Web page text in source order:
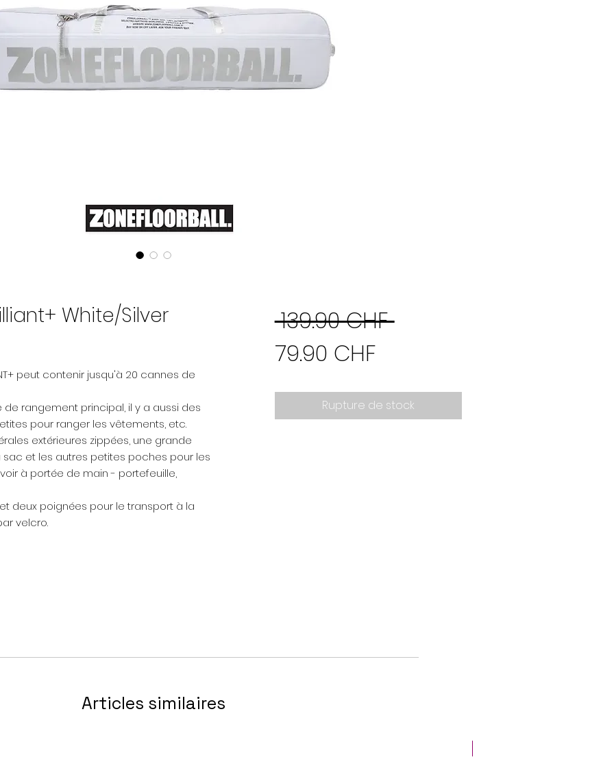
White/Silver
peut contenir jusqu'à 20 cannes de
rangement principal, il y a aussi des
pour ranger les vêtements, etc.
extérieures zippées, une grande
et les autres petites poches pour les
à portée de main - portefeuille,
deux poignées pour le transport à la
velcro.
139.90 CHF Prix
79.90 CHFPrix
promotionnel
Rupture de stock
Articles similaires